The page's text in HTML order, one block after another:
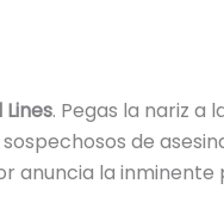
. Pegas la nariz a
de
anuncia la